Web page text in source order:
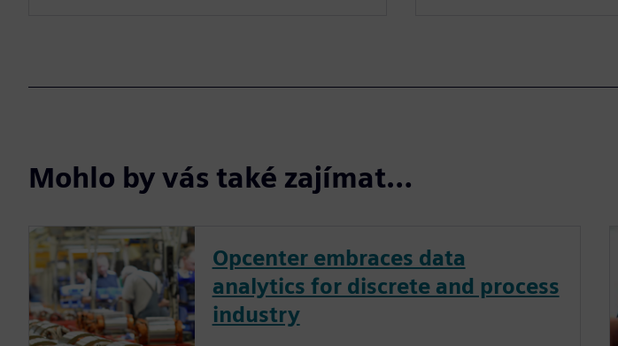
Mohlo by vás také zajímat…
Opcenter embraces data
analytics for discrete and process
industry